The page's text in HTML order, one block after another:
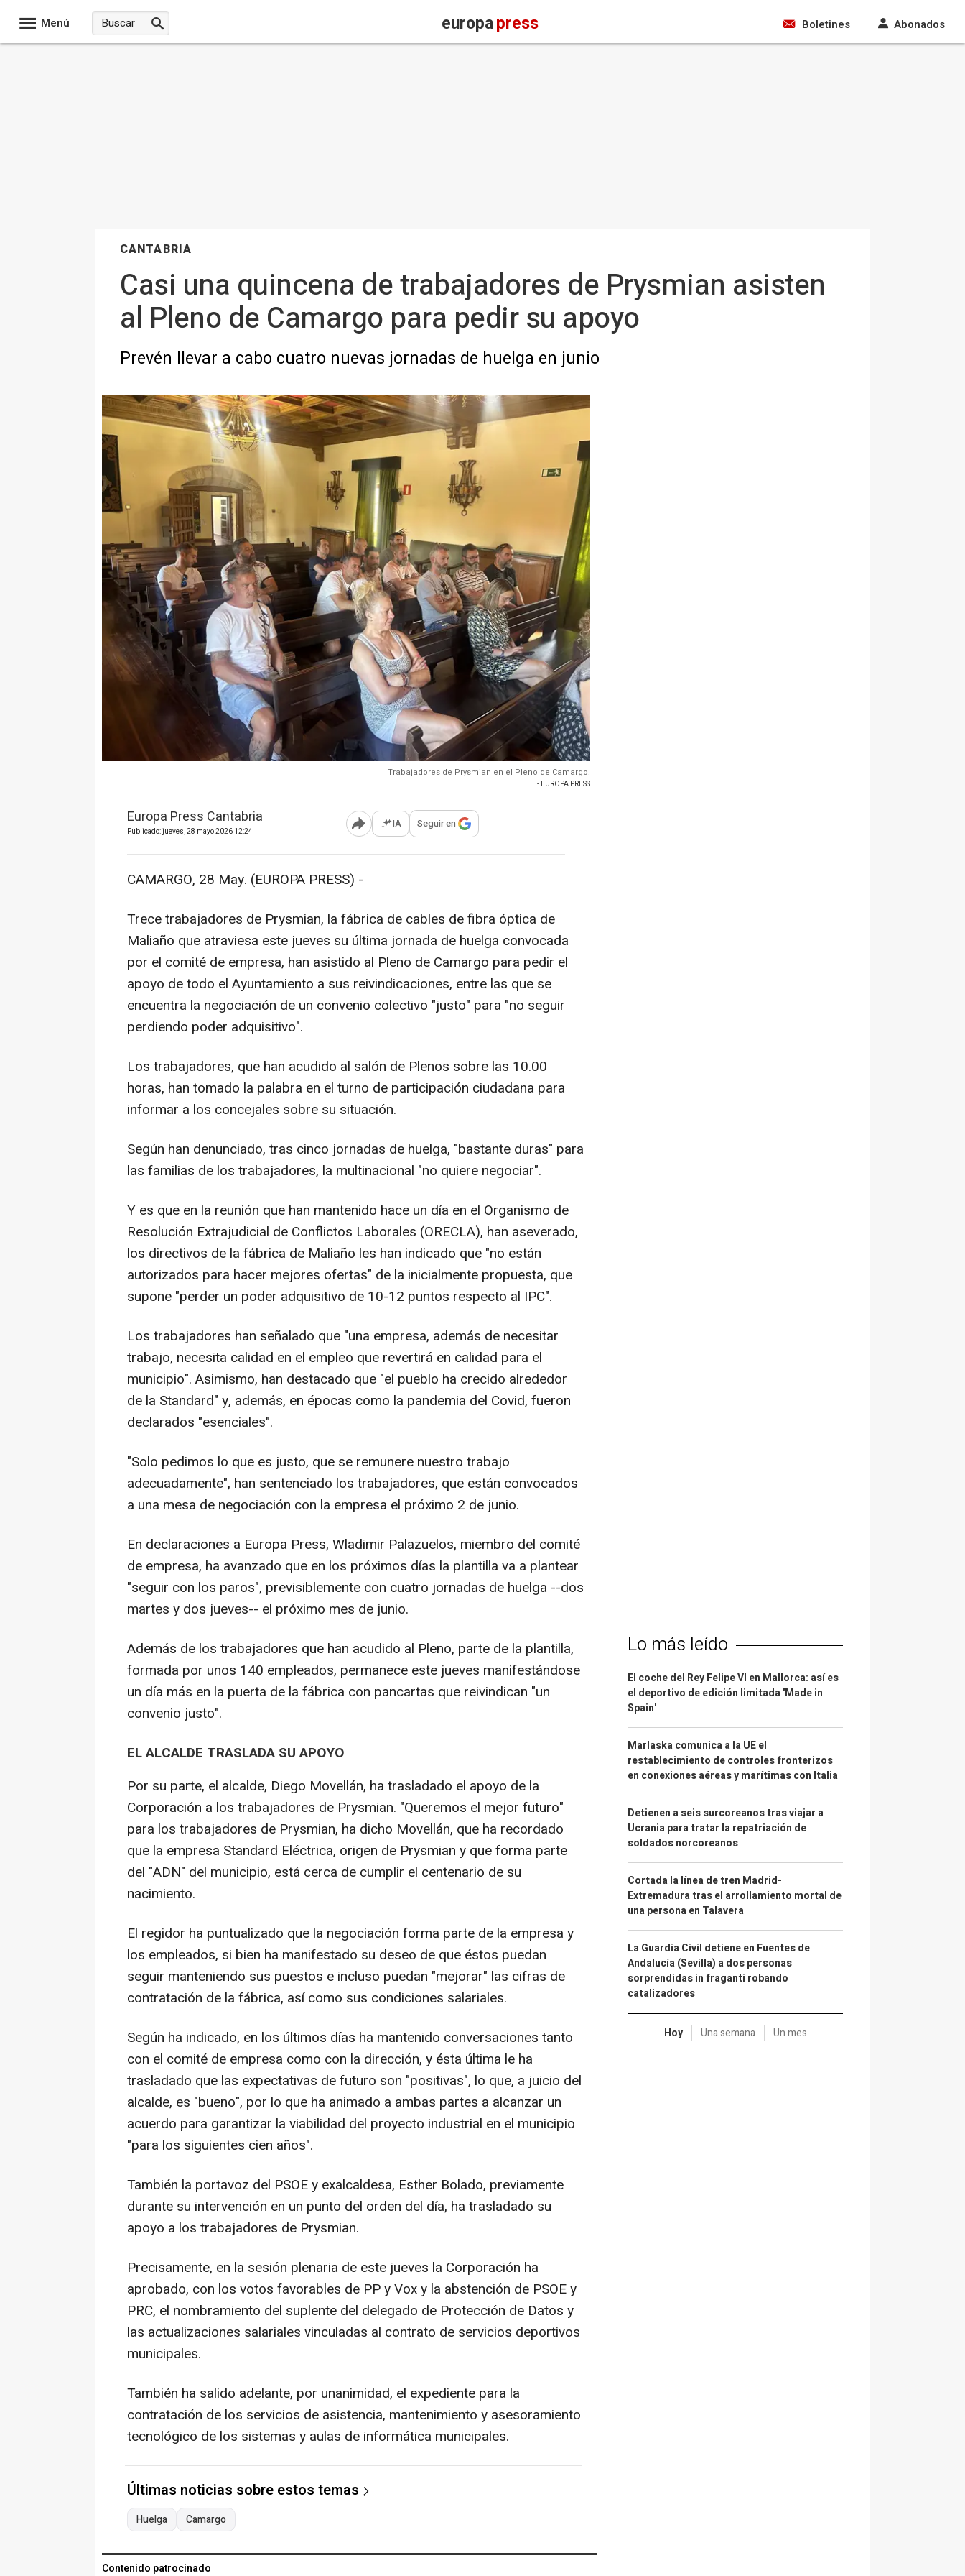
Menú europapress Boletines Abonados
CANTABRIA
Casi una quincena de trabajadores de Prysmian asisten
al Pleno de Camargo para pedir su apoyo
Prevén llevar a cabo cuatro nuevas jornadas de huelga en junio
Trabajadores de Prysmian en el Pleno de Camargo.
- EUROPA PRESS
Europa Press Cantabria
Publicado: jueves, 28 mayo 2026 12:24 Abrir opciones para compartir
IA Seguir en
CAMARGO, 28 May. (EUROPA PRESS) -
Trece trabajadores de Prysmian, la fábrica de cables de fibra óptica de
Maliaño que atraviesa este jueves su última jornada de huelga convocada
por el comité de empresa, han asistido al Pleno de Camargo para pedir el
apoyo de todo el Ayuntamiento a sus reivindicaciones, entre las que se
encuentra la negociación de un convenio colectivo "justo" para "no seguir
perdiendo poder adquisitivo".
Los trabajadores, que han acudido al salón de Plenos sobre las 10.00
horas, han tomado la palabra en el turno de participación ciudadana para
informar a los concejales sobre su situación.
Según han denunciado, tras cinco jornadas de huelga, "bastante duras" para
las familias de los trabajadores, la multinacional "no quiere negociar".
Y es que en la reunión que han mantenido hace un día en el Organismo de
Resolución Extrajudicial de Conflictos Laborales (ORECLA), han aseverado,
los directivos de la fábrica de Maliaño les han indicado que "no están
autorizados para hacer mejores ofertas" de la inicialmente propuesta, que
supone "perder un poder adquisitivo de 10-12 puntos respecto al IPC".
Los trabajadores han señalado que "una empresa, además de necesitar
trabajo, necesita calidad en el empleo que revertirá en calidad para el
municipio". Asimismo, han destacado que "el pueblo ha crecido alrededor
de la Standard" y, además, en épocas como la pandemia del Covid, fueron
declarados "esenciales".
"Solo pedimos lo que es justo, que se remunere nuestro trabajo
adecuadamente", han sentenciado los trabajadores, que están convocados
a una mesa de negociación con la empresa el próximo 2 de junio.
En declaraciones a Europa Press, Wladimir Palazuelos, miembro del comité
de empresa, ha avanzado que en los próximos días la plantilla va a plantear
"seguir con los paros", previsiblemente con cuatro jornadas de huelga --dos
martes y dos jueves-- el próximo mes de junio.
Además de los trabajadores que han acudido al Pleno, parte de la plantilla,
formada por unos 140 empleados, permanece este jueves manifestándose
un día más en la puerta de la fábrica con pancartas que reivindican "un
convenio justo".
EL ALCALDE TRASLADA SU APOYO
Por su parte, el alcalde, Diego Movellán, ha trasladado el apoyo de la
Corporación a los trabajadores de Prysmian. "Queremos el mejor futuro"
para los trabajadores de Prysmian, ha dicho Movellán, que ha recordado
que la empresa Standard Eléctrica, origen de Prysmian y que forma parte
del "ADN" del municipio, está cerca de cumplir el centenario de su
nacimiento.
El regidor ha puntualizado que la negociación forma parte de la empresa y
los empleados, si bien ha manifestado su deseo de que éstos puedan
seguir manteniendo sus puestos e incluso puedan "mejorar" las cifras de
contratación de la fábrica, así como sus condiciones salariales.
Según ha indicado, en los últimos días ha mantenido conversaciones tanto
con el comité de empresa como con la dirección, y ésta última le ha
trasladado que las expectativas de futuro son "positivas", lo que, a juicio del
alcalde, es "bueno", por lo que ha animado a ambas partes a alcanzar un
acuerdo para garantizar la viabilidad del proyecto industrial en el municipio
"para los siguientes cien años".
También la portavoz del PSOE y exalcaldesa, Esther Bolado, previamente
durante su intervención en un punto del orden del día, ha trasladado su
apoyo a los trabajadores de Prysmian.
Precisamente, en la sesión plenaria de este jueves la Corporación ha
aprobado, con los votos favorables de PP y Vox y la abstención de PSOE y
PRC, el nombramiento del suplente del delegado de Protección de Datos y
las actualizaciones salariales vinculadas al contrato de servicios deportivos
municipales.
También ha salido adelante, por unanimidad, el expediente para la
contratación de los servicios de asistencia, mantenimiento y asesoramiento
tecnológico de los sistemas y aulas de informática municipales.
Últimas noticias sobre estos temas
Huelga Camargo
Contenido patrocinado
Lo más leído
El coche del Rey Felipe VI en Mallorca: así es
el deportivo de edición limitada 'Made in
Spain'
Marlaska comunica a la UE el
restablecimiento de controles fronterizos
en conexiones aéreas y marítimas con Italia
Detienen a seis surcoreanos tras viajar a
Ucrania para tratar la repatriación de
soldados norcoreanos
Cortada la línea de tren Madrid-
Extremadura tras el arrollamiento mortal de
una persona en Talavera
La Guardia Civil detiene en Fuentes de
Andalucía (Sevilla) a dos personas
sorprendidas in fraganti robando
catalizadores
Hoy Una semana Un mes